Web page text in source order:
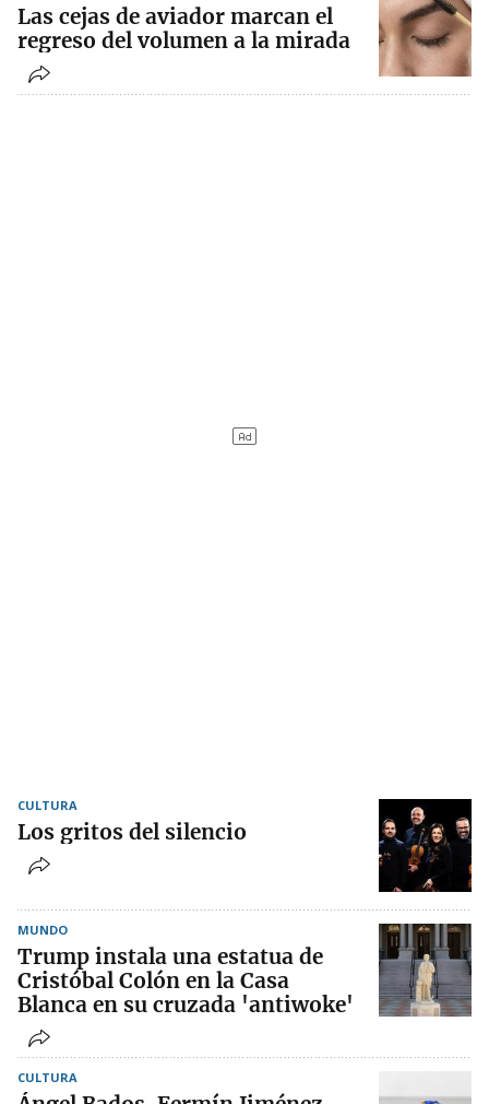
Las cejas de aviador marcan el
regreso del volumen a la mirada
CULTURA
Los gritos del silencio
MUNDO
Trump instala una estatua de
Cristóbal Colón en la Casa
Blanca en su cruzada 'antiwoke'
CULTURA